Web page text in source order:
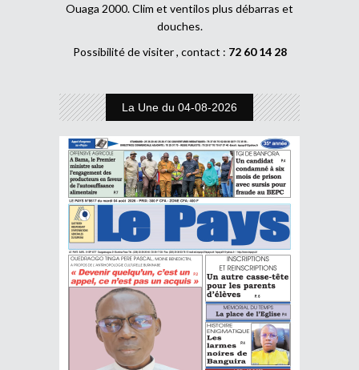
Ouaga 2000. Clim et ventilos plus débarras et
douches.
Possibilité de visiter , contact : 72 60 14 28
La Une du 04-08-2026